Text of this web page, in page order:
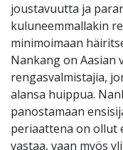
joustavuutta ja
kuluneemmallakin
minimoimaan
Nankang on Aasian
rengasvalmistajia,
alansa huippua.
panostamaan
periaattena on ollut
vastaa, vaan myös